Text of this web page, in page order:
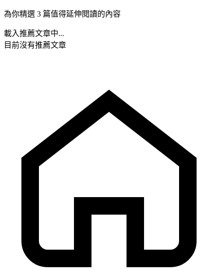
為你精選 3 篇值得延伸閱讀的內容
載入推薦文章中...
目前沒有推薦文章